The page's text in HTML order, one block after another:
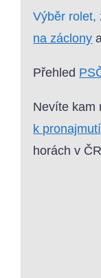
Výběr rolet,
na záclony
Přehled
Nevíte kam
k pronajmutí
horách v